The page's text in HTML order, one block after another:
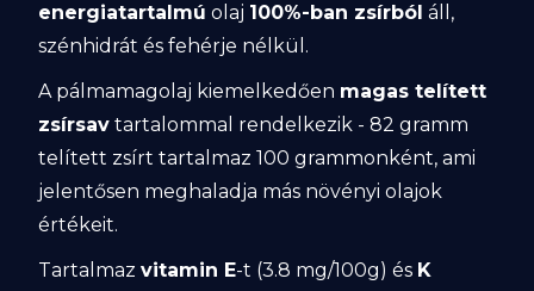
energiatartalmú olaj 100%-ban zsírból áll,
szénhidrát és fehérje nélkül.
A pálmamagolaj kiemelkedően magas telített
zsírsav tartalommal rendelkezik - 82 gramm
telített zsírt tartalmaz 100 grammonként, ami
jelentősen meghaladja más növényi olajok
értékeit.
Tartalmazvitamin E-t (3.8 mg/100g) és K